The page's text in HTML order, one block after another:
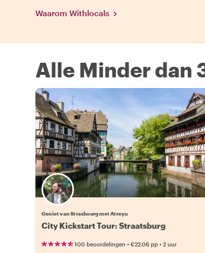
Waarom Withlocals
Alle Minder dan
Geniet van Strasbourg met Atreyu
City Kickstart Tour: Straatsburg
100 beoordelingen • €22.06 pp • 2 uur